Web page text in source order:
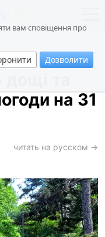
вам сповіщення про
Дозволити
та
на 31
читать на русском →